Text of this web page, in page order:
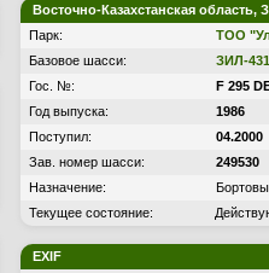
Восточно-Казахстанская область,
Парк:
ТОО
Базовое шасси:
ЗИЛ-
Гос. №:
F 295
Год выпуска:
1986
Поступил:
04.2000
Зав. номер шасси:
249530
Назначение:
Текущее состояние:
EXIF